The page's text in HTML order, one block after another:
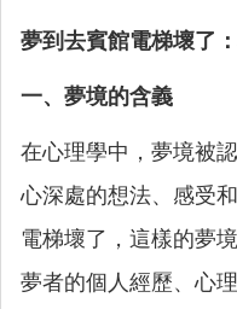
夢到去賓館電梯壞了
一、夢境的含義
在心理學中，夢境被
心深處的想法、感受
電梯壞了，這樣的夢
夢者的個人經歷、心